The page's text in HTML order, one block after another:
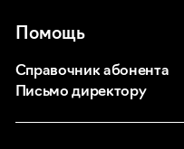
Помощь
Справочник абонента
Письмо директору